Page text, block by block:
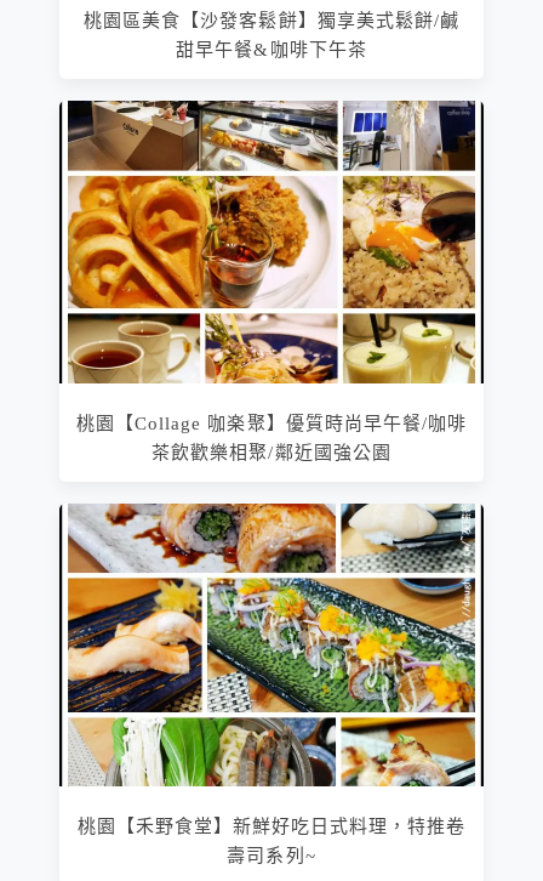
桃園區美食【沙發客鬆餅】獨享美式鬆餅/鹹
甜早午餐&咖啡下午茶
桃園【Collage 咖楽聚】優質時尚早午餐/咖啡
茶飲歡樂相聚/鄰近國強公園
桃園【禾野食堂】新鮮好吃日式料理，特推卷
壽司系列~